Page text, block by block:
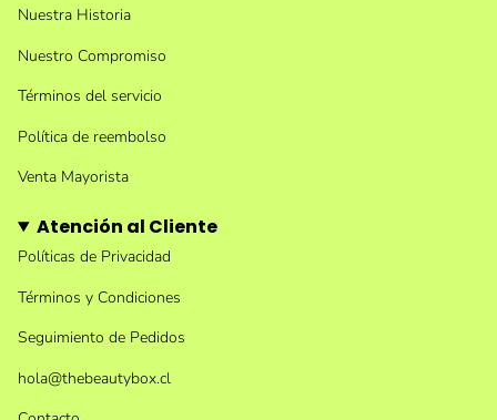
Nuestra Historia
Nuestro Compromiso
Términos del servicio
Política de reembolso
Venta Mayorista
Atención al Cliente
Políticas de Privacidad
Términos y Condiciones
Seguimiento de Pedidos
hola@thebeautybox.cl